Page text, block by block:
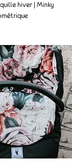
Quick Viewhiver | Minky